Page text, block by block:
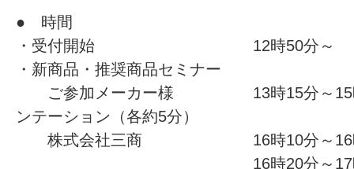
● 時間
・受付開始 12時50分～
・新商品・推奨商品セミナー
ご参加メーカー様 13時15分～15時
ンテーション（各約5分）
株式会社三商 16時10分～16時
16時20分～17時50分 新